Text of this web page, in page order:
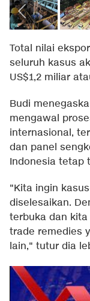
Total nilai
seluruh kasus
US$1,2 miliar
Budi
mengawal
internasional,
dan panel
Indonesia tetap
"Kita ingin
diselesaikan.
terbuka dan
trade remedies
lain," tutur dia